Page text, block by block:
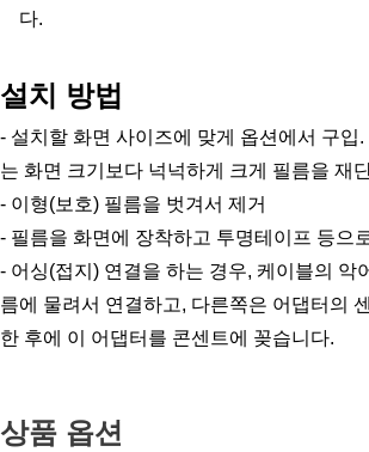
다.
설치 방법
- 설치할 화면 사이즈에 맞게 옵션에서 구입.
는 화면 크기보다 넉넉하게 크게 필름을 재
- 이형(보호) 필름을 벗겨서 제거
- 필름을 화면에 장착하고 투명테이프 등으
- 어싱(접지) 연결을 하는 경우, 케이블의 악
름에 물려서 연결하고, 다른쪽은 어댑터의
한 후에 이 어댑터를 콘센트에 꽂습니다.
상품 옵션